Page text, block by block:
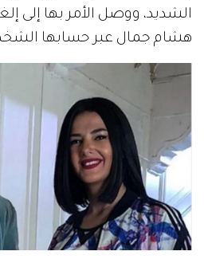
الشديد، ووصل الأمر بها إلى
هشام جمال عبر حسابها